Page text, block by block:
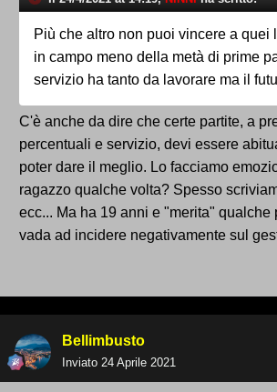
Più che altro non puoi vincere a quei
in campo meno della metà di prime
servizio ha tanto da lavorare ma il
C'è anche da dire che certe partite, a
percentuali e servizio, devi essere
poter dare il meglio. Lo facciamo
ragazzo qualche volta? Spesso
ecc... Ma ha 19 anni e "merita" qualche
vada ad incidere negativamente sul
Bellimbusto
Inviato 24 Aprile 2021